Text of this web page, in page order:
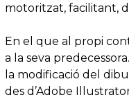
motoritzat, facilitant,
En el que al propi
a la seva
la modificació del
des d’Adobe